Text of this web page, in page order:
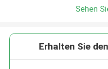
Sehen
Erhalten Sie